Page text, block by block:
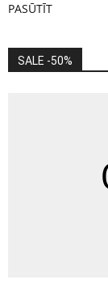
PASŪTĪT
SALE -50%